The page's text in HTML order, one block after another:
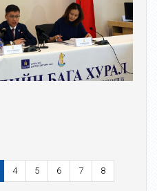
4 5 6 7 8